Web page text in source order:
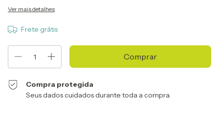
Ver mais detalhes
Frete grátis
Compra protegida
Seus dados cuidados durante toda a compra.